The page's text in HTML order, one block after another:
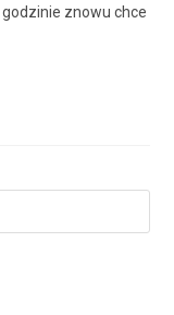
znowu chce